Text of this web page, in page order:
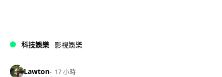
科技娛樂 影視娛樂
Lawton 17 小時